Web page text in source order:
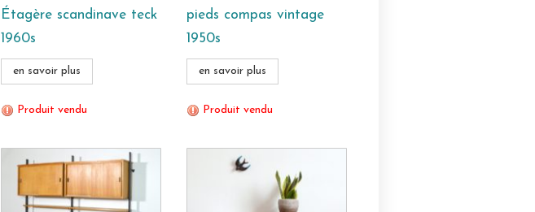
Étagère scandinave teck
1960s
en savoir plus
Produit vendu
pieds compas vintage
1950s
en savoir plus
Produit vendu